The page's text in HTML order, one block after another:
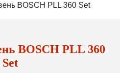
BOSCH PLL 360 Set
BOSCH PLL 360
Set